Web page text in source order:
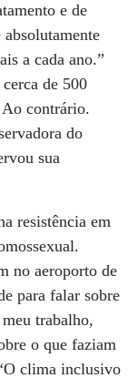
e de
a cada ano.”
de 500
Ao contrário.
do
sua
resistência em
no aeroporto de
para falar sobre
trabalho,
o que faziam
clima inclusivo